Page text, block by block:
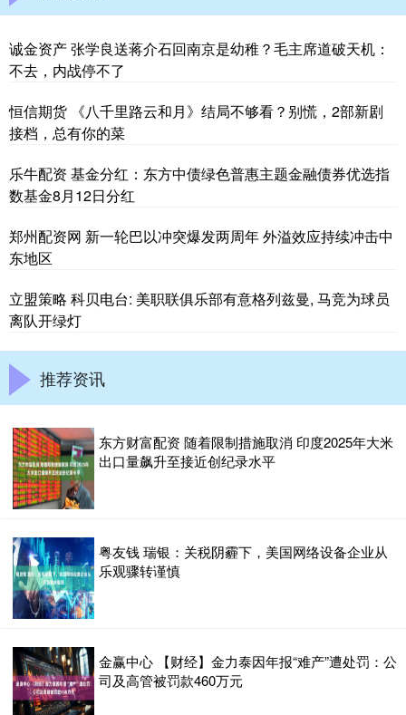
诚金资产 张学良送蒋介石回南京是幼稚？毛主席道破天机：
不去，内战停不了
恒信期货 《八千里路云和月》结局不够看？别慌，2部新剧
接档，总有你的菜
乐牛配资 基金分红：东方中债绿色普惠主题金融债券优选指
数基金8月12日分红
郑州配资网 新一轮巴以冲突爆发两周年 外溢效应持续冲击中
东地区
立盟策略 科贝电台: 美职联俱乐部有意格列兹曼, 马竞为球员
离队开绿灯
推荐资讯
东方财富配资 随着限制措施取消 印度2025年大米
出口量飙升至接近创纪录水平
粤友钱 瑞银：关税阴霾下，美国网络设备企业从
乐观骤转谨慎
金赢中心 【财经】金力泰因年报“难产”遭处罚：公
司及高管被罚款460万元